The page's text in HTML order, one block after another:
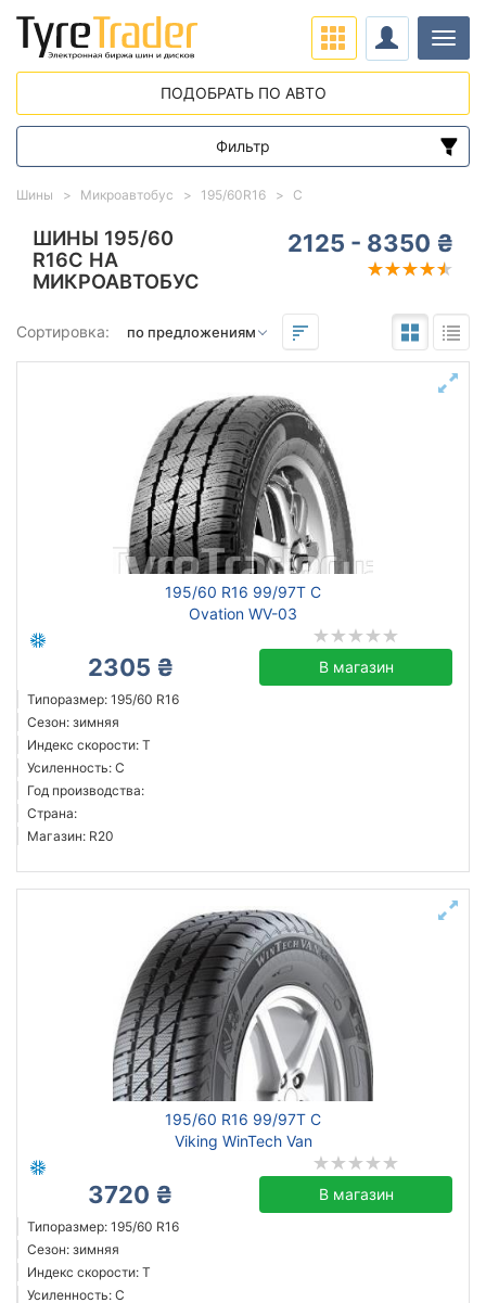
ШИНЫ 195/60
R16C НА
МИКРОАВТОБУС
2125 - 8350 ₴
Сортировка:
195/60 R16 99/97T C
Ovation WV-03
2305 ₴ В магазин
Типоразмер: 195/60 R16
Сезон: зимняя
Индекс скорости: T
Усиленность: C
Год производства:
Страна:
Магазин: R20
195/60 R16 99/97T C
Viking WinTech Van
3720 ₴ В магазин
Типоразмер: 195/60 R16
Сезон: зимняя
Индекс скорости: T
Усиленность: C
Шины Микроавтобус 195/60R16 C
ПОДОБРАТЬ ПО АВТО
Фильтр
Диапазон цен
от
195
Hankook
Aplus
Arivo
Barum
Все бренды
Тип транспортного средства
микроавтобус
Год производства
Страна производства
Сбросить Подобрать